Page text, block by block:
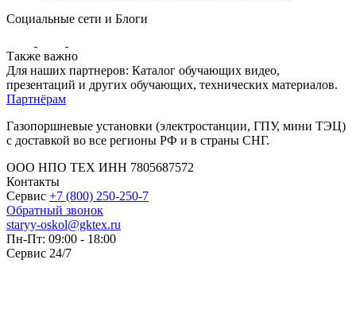
Социальные сети и Блоги
Также важно
Для наших партнеров: Каталог обучающих видео,
презентаций и других обучающих, технических материалов.
Партнёрам
Газопоршневые установки (электростанции, ГПУ, мини ТЭЦ)
с доставкой во все регионы РФ и в страны СНГ.
ООО НПО ТЕХ ИНН 7805687572
Контакты
Сервис +7 (800) 250-250-7
Обратный звонок
staryy-oskol@gktex.ru
Пн-Пт: 09:00 - 18:00
Сервис 24/7